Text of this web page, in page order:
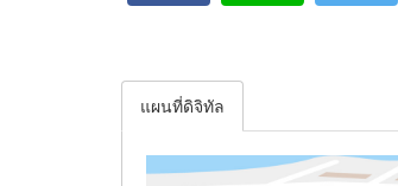
แผนที่ดิจิทัล